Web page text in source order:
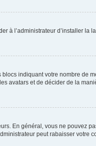
à l’administrateur d’installer la
indiquant votre nombre de
avatars et de décider de la
En général, vous ne pouvez
peut rabaisser votre